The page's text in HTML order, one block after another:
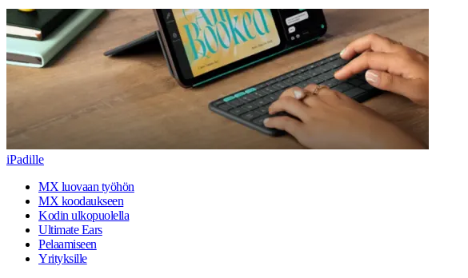
iPadille
MX luovaan työhön
MX koodaukseen
Kodin ulkopuolella
Ultimate Ears
Pelaamiseen
Yrityksille